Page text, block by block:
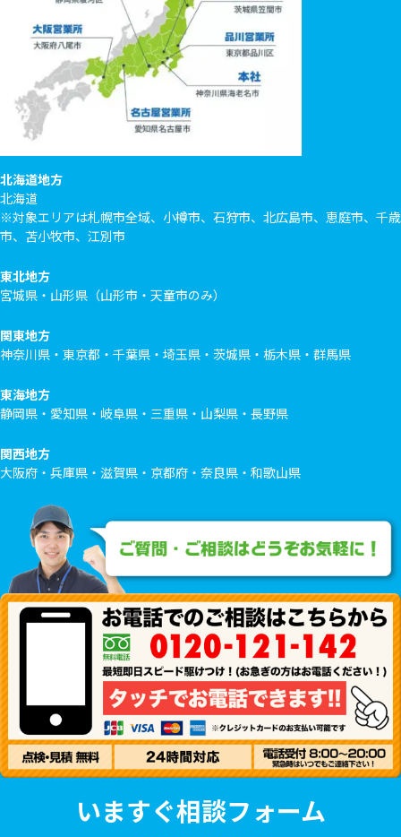
北海道地方
北海道
※対象エリアは札幌市全域、小樽市、石狩市、北広島市、恵庭市、千歳
市、苫小牧市、江別市
東北地方
宮城県・山形県（山形市・天童市のみ）
関東地方
神奈川県・東京都・千葉県・埼玉県・茨城県・栃木県・群馬県
東海地方
静岡県・愛知県・岐阜県・三重県・山梨県・長野県
関西地方
大阪府・兵庫県・滋賀県・京都府・奈良県・和歌山県
いますぐ相談フォーム